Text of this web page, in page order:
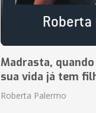
Madrasta,
sua vida já tem
Roberta Palermo